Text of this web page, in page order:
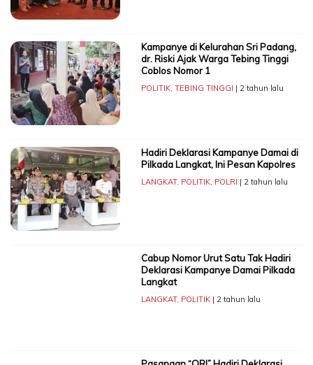
Kampanye di Kelurahan Sri Padang,
dr. Riski Ajak Warga Tebing Tinggi
Coblos Nomor 1
POLITIK, TEBING TINGGI | 2 tahun lalu
Hadiri Deklarasi Kampanye Damai di
Pilkada Langkat, Ini Pesan Kapolres
LANGKAT, POLITIK, POLRI | 2 tahun lalu
Cabup Nomor Urut Satu Tak Hadiri
Deklarasi Kampanye Damai Pilkada
Langkat
LANGKAT, POLITIK| 2 tahun lalu